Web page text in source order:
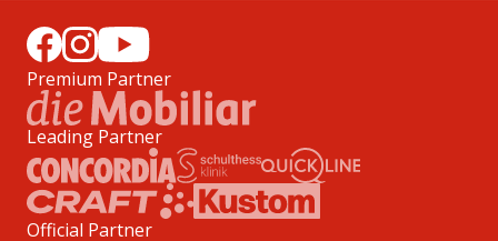
Premium Partner
Leading Partner
Official Partner